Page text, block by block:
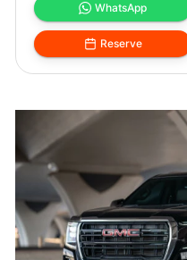
WhatsApp
Reserve